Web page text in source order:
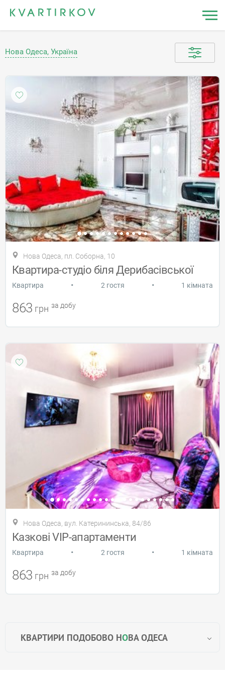
Нова Одеса, Україна
КВАРТИРИ ПОДОБОВО НОВА ОДЕСА
Нова Одеса, пл. Соборна, 10
Квартира-студіо біля Дерибасівської
Квартира • 2 гостя • 1 кімната
863 грн за добу
Нова Одеса, вул. Катерининська, 84/86
Казкові VIP-апартаменти
Квартира • 2 гостя • 1 кімната
863 грн за добу